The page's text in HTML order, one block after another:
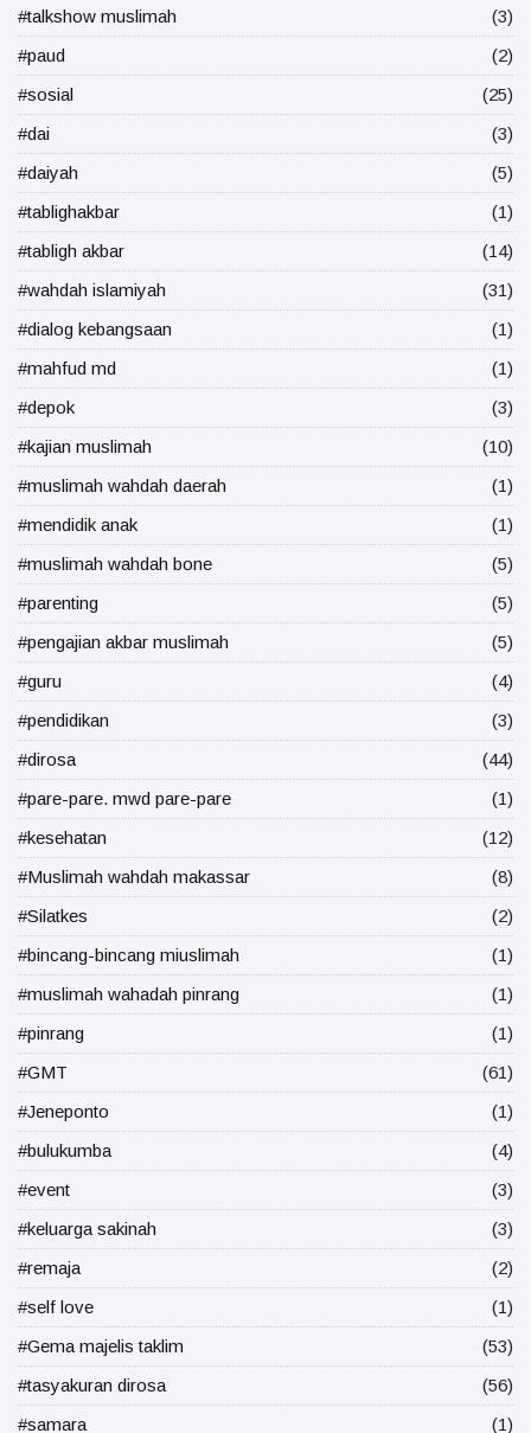
#talkshow muslimah
(3)
#paud
(2)
#sosial
(25)
#dai
(3)
#daiyah
(5)
#tablighakbar
(1)
#tabligh akbar
(14)
#wahdah islamiyah
(31)
#dialog kebangsaan
(1)
#mahfud md
(1)
#depok
(3)
#kajian muslimah
(10)
#muslimah wahdah daerah
(1)
#mendidik anak
(1)
#muslimah wahdah bone
(5)
#parenting
(5)
#pengajian akbar muslimah
(5)
#guru
(4)
#pendidikan
(3)
#dirosa
(44)
#pare-pare. mwd pare-pare
(1)
#kesehatan
(12)
#Muslimah wahdah makassar
(8)
#Silatkes
(2)
#bincang-bincang miuslimah
(1)
#muslimah wahadah pinrang
(1)
#pinrang
(1)
#GMT
(61)
#Jeneponto
(1)
#bulukumba
(4)
#event
(3)
#keluarga sakinah
(3)
#remaja
(2)
#self love
(1)
#Gema majelis taklim
(53)
#tasyakuran dirosa
(56)
#samara
(1)